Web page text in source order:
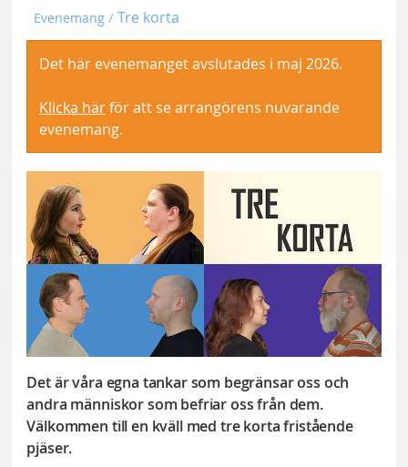
Evenemang Tre korta
Det här evenemanget avslutades i maj 2026.
Klicka härför att se arrangörens nuvarande
evenemang.
Det är våra egna tankar som begränsar oss och
andra människor som befriar oss från dem.
Välkommen till en kväll med tre korta fristående
pjäser.